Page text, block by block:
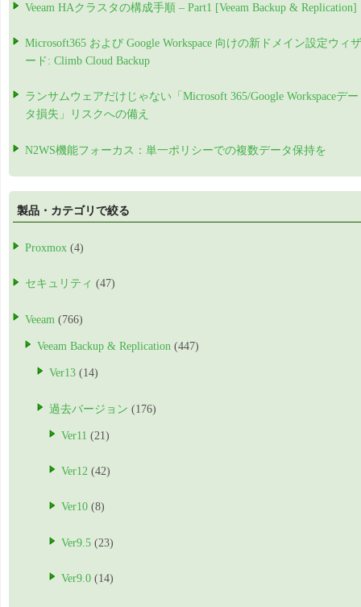
Veeam HAクラスタの構成手順 – Part1 [Veeam Backup & Replication]
Microsoft365 および Google Workspace 向けの新ドメイン設定ウィザ
ード: Climb Cloud Backup
ランサムウェアだけじゃない「Microsoft 365/Google Workspaceデー
タ損失」リスクへの備え
N2WS機能フォーカス：単一ポリシーでの複数データ保持を
製品・カテゴリで絞る
Proxmox (4)
セキュリティ (47)
Veeam (766)
Veeam Backup & Replication (447)
Ver13 (14)
過去バージョン (176)
Ver11 (21)
Ver12 (42)
Ver10 (8)
Ver9.5 (23)
Ver9.0 (14)